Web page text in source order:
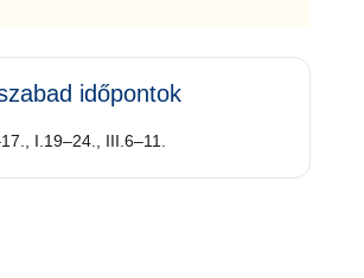
időpontok
I.19–24., III.6–11.